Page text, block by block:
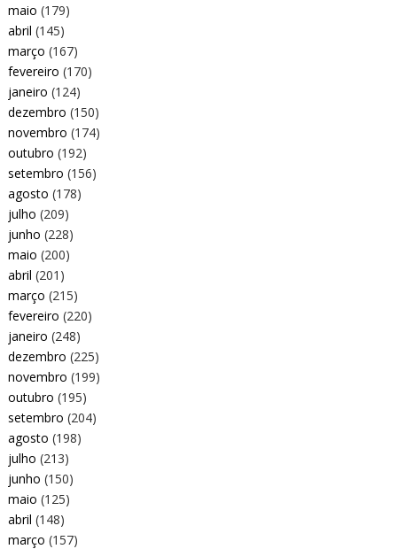
maio (179)
abril (145)
março (167)
fevereiro (170)
janeiro (124)
dezembro (150)
novembro (174)
outubro (192)
setembro (156)
agosto (178)
julho (209)
junho (228)
maio (200)
abril (201)
março (215)
fevereiro (220)
janeiro (248)
dezembro (225)
novembro (199)
outubro (195)
setembro (204)
agosto (198)
julho (213)
junho (150)
maio (125)
abril (148)
março (157)